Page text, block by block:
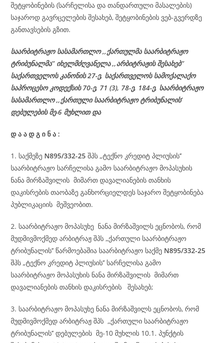
შეტყობინების (სარჩელისა და თანდართული მასალების)
საჯაროდ გავრცელების შესახებ, შეტყობინების ვებ-გვერდზე
განთავსების გზით.
საარბიტრაჟო სასამართლო ,,ქართულმა საარბიტრაჟო
ტრიბუნალმა’’ იხელმძღვანელა,,არბიტრაჟის შესახებ’’
საქართველოს კანონის 27-ე, საქართველოს სამოქალაქო
საპროცესო კოდექსის 70-ე, 71 (3), 78-ე, 184-ე, საარბიტრაჟო
სასამართლო ,,ქართული საარბიტრაჟო ტრიბუნალის’
დებულების მე-6 მუხლით და
დ ა ა დ გ ი ნ ა :
1. საქმეზე N895/332-25 შპს „ტექნო კრედიტ პლიუსის’’
საარბიტრაჟო სარჩელისა გამო საარბიტრაჟო მოპასუხის
ნანა მირზაშვილის მიმართ დავალიანების თანხის
დაკისრების თაობაზე განხორციელდეს საჯარო შეტყობინება
პუბლიკაციის მეშვეობით.
2. საარბიტრაჟო მოპასუხე ნანა მირზაშვილს ეცნობოს, რომ
მუდმივმოქმედ არბიტრაჟ შპს ,,ქართული საარბიტრაჟო
ტრიბუნალის’’ წარმოებაშია საარბიტრაჟო საქმე N895/332-25
შპს „ტექნო კრედიტ პლიუსის’’ სარჩელისა გამო
საარბიტრაჟო მოპასუხის ნანა მირზაშვილის მიმართ
დავალიანების თანხის დაკისრების შესახებ;
3. საარბიტრაჟო მოპასუხე ნანა მირზაშვილს ეცნობოს, რომ
მუდმივმოქმედ არბიტრაჟ შპს ,,ქართული საარბიტრაჟო
ტრიბუნალის’’ დებულების მე-10 მუხლის 10.1. პუნქტის